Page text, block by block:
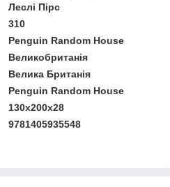
Леслі Пірс
310
Penguin Random House
Великобританія
Велика Британія
Penguin Random House
130х200х28
9781405935548